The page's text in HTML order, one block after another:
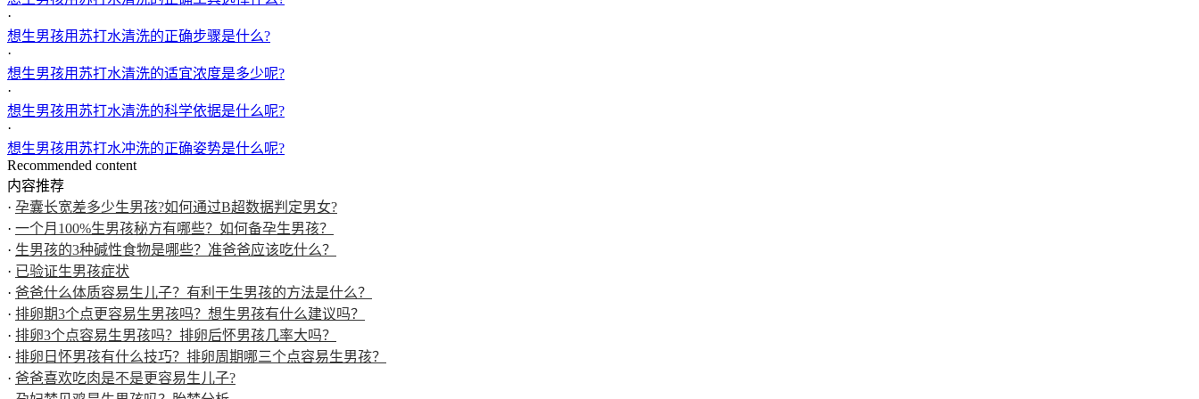
·
想生男孩用苏打水清洗的正确步骤是什么?
·
想生男孩用苏打水清洗的适宜浓度是多少呢?
·
想生男孩用苏打水清洗的科学依据是什么呢?
·
想生男孩用苏打水冲洗的正确姿势是什么呢?
Recommended content
内容推荐
· 孕囊长宽差多少生男孩?如何通过B超数据判定男女?
· 一个月100%生男孩秘方有哪些？如何备孕生男孩？
· 生男孩的3种碱性食物是哪些？准爸爸应该吃什么？
· 已验证生男孩症状
· 爸爸什么体质容易生儿子？有利于生男孩的方法是什么？
· 排卵期3个点更容易生男孩吗？想生男孩有什么建议吗？
· 排卵3个点容易生男孩吗？排卵后怀男孩几率大吗？
· 排卵日怀男孩有什么技巧？排卵周期哪三个点容易生男孩？
· 爸爸喜欢吃肉是不是更容易生儿子?